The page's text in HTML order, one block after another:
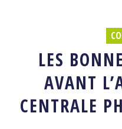
LES
AVANT
CENTRALE